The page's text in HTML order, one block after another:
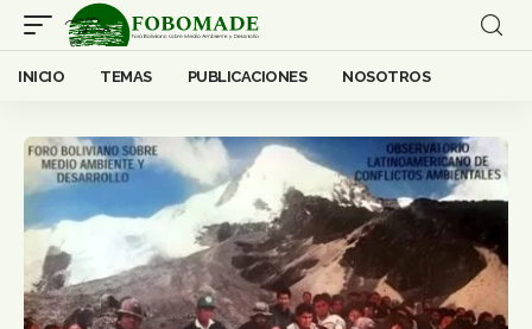
INICIO TEMAS PUBLICACIONES NOSOTROS